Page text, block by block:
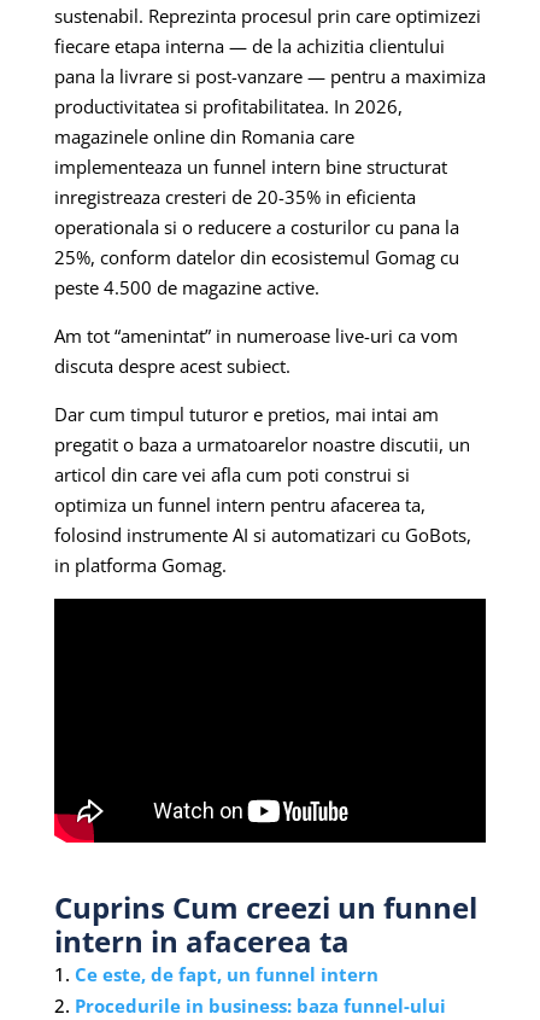
sustenabil. Reprezinta procesul prin care optimizezi
fiecare etapa interna — de la achizitia clientului
pana la livrare si post-vanzare — pentru a maximiza
productivitatea si profitabilitatea. In 2026,
magazinele online din Romania care
implementeaza un funnel intern bine structurat
inregistreaza cresteri de 20-35% in eficienta
operationala si o reducere a costurilor cu pana la
25%, conform datelor din ecosistemul Gomag cu
peste 4.500 de magazine active.
Am tot “amenintat” in numeroase live-uri ca vom
discuta despre acest subiect.
Dar cum timpul tuturor e pretios, mai intai am
pregatit o baza a urmatoarelor noastre discutii, un
articol din care vei afla cum poti construi si
optimiza un funnel intern pentru afacerea ta,
folosind instrumente AI si automatizari cu GoBots,
in platforma Gomag.
Cuprins Cum creezi un funnel
intern in afacerea ta
Ce este, de fapt, un funnel intern
Procedurile in business: baza funnel-ului